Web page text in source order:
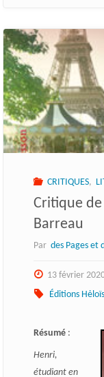
CRITIQUES,
Critique de
Barreau
Par des Pages et
13 février
Éditions
Résumé:
Henri,
étudiant en